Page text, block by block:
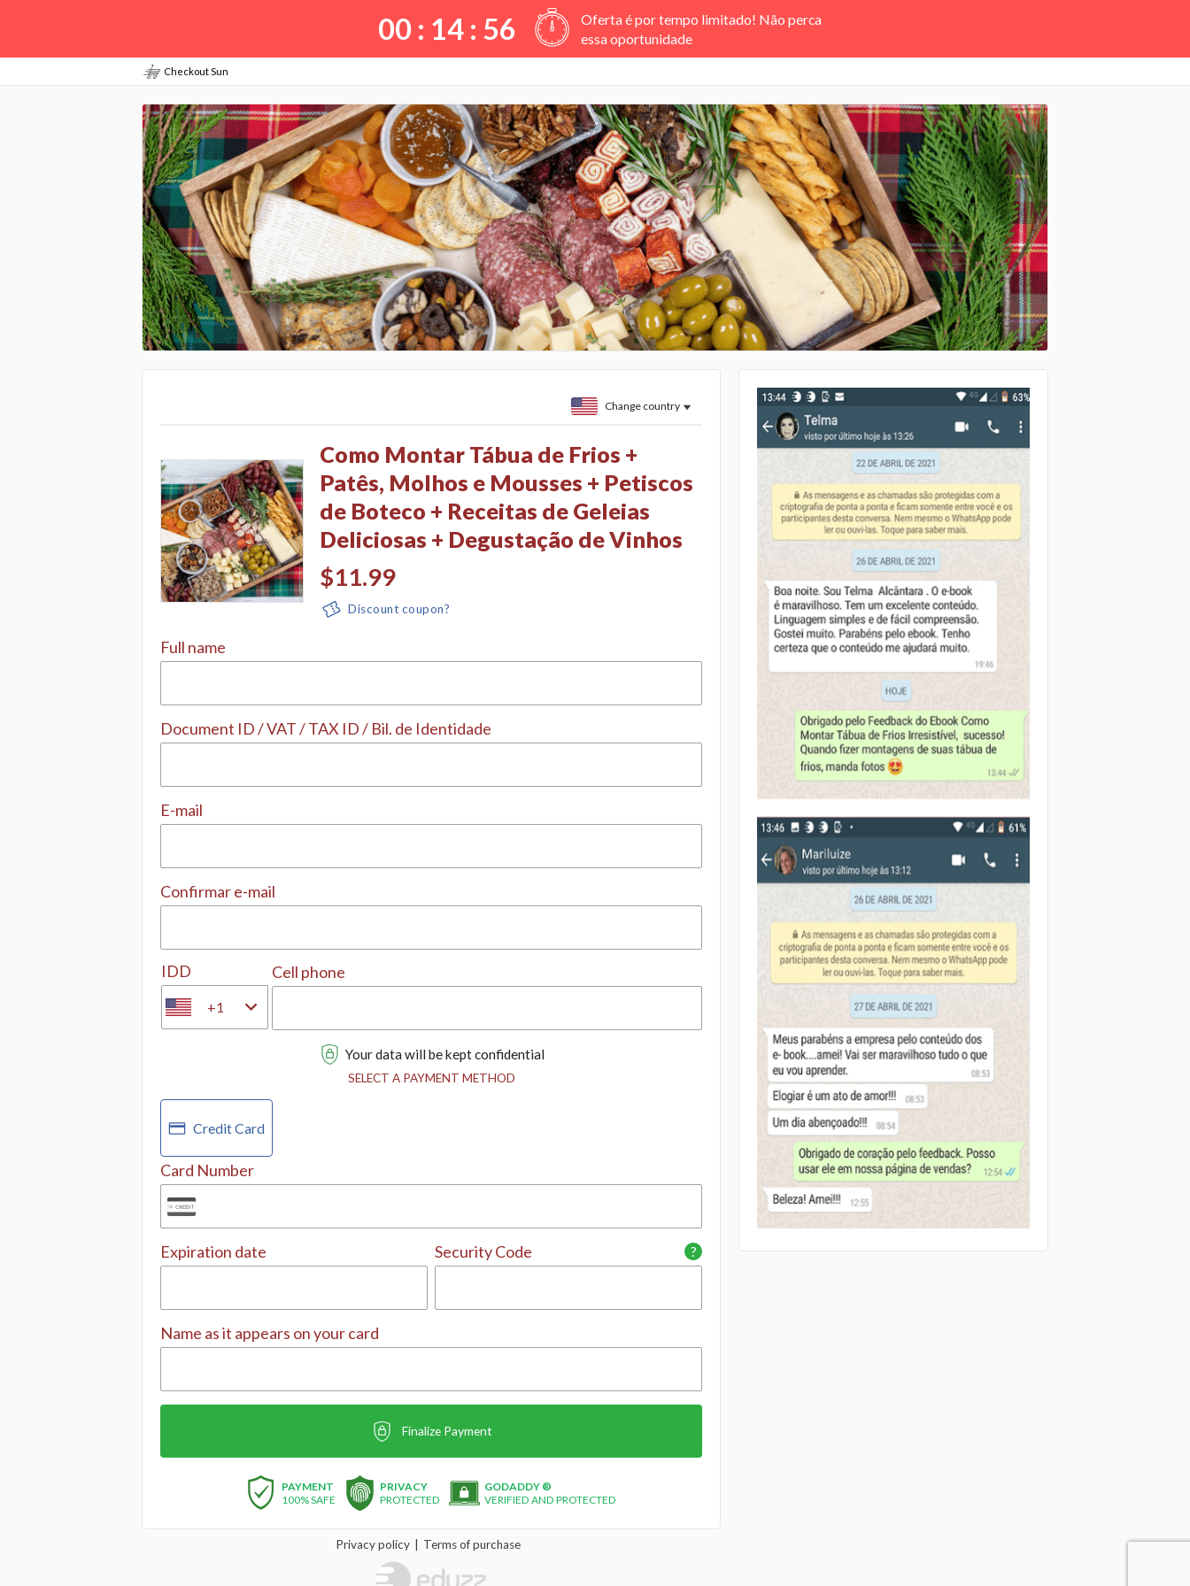
00 : 14: 56
Oferta é por tempo limitado! Não perca
essa oportunidade
Checkout Sun
Change country
Como Montar Tábua de Frios +
Patês, Molhos e Mousses + Petiscos
de Boteco + Receitas de Geleias
Deliciosas + Degustação de Vinhos
$11.99
Discount coupon?
Full name
Document ID / VAT / TAX ID / Bil. de Identidade
E-mail
Confirmar e-mail
IDD
+1
Cell phone
Your data will be kept confidential
SELECT A PAYMENT METHOD
Credit Card
Card Number
Expiration date ?
Security Code
Name as it appears on your card
Finalize Payment
PAYMENT
100% SAFE
PRIVACY
PROTECTED
GODADDY ®
VERIFIED AND PROTECTED
Privacy policy Terms of purchase